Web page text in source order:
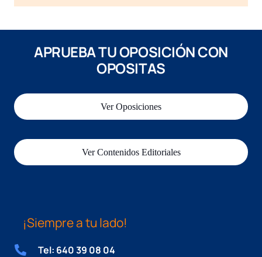
APRUEBA TU OPOSICIÓN CON
OPOSITAS
Ver Oposiciones
Ver Contenidos Editoriales
¡Siempre a tu lado!
Tel: 640 39 08 04